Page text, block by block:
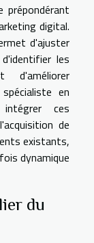
digital.
d'ajuster
les
en
ces
de
existants,
dynamique
du